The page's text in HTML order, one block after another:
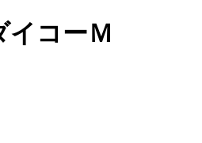
イコーＭ